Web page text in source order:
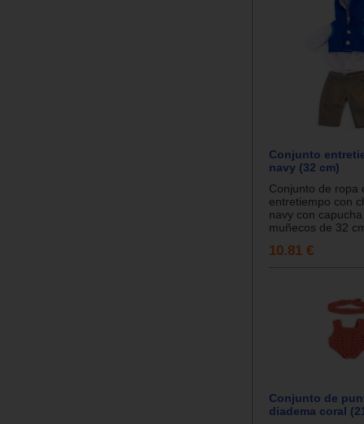
Conjunto
navy (32 cm)
Conjunto de ropa
entretiempo con
navy con
muñecos de 32
10.81 €
Conjunto de
diadema coral